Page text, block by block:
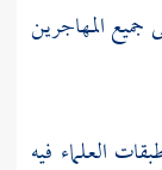
جميعالمهاجرين
العلماء فيه